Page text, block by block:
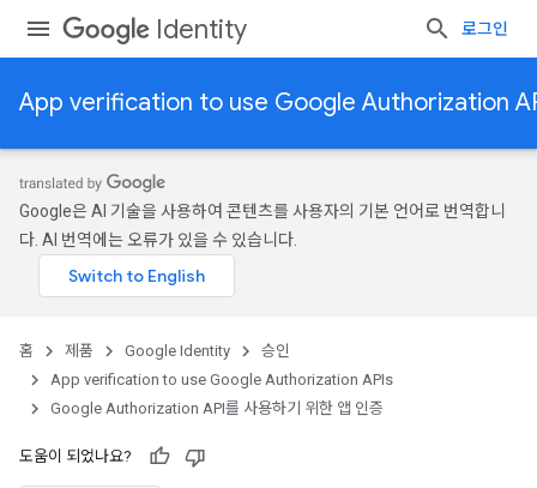
Identity 로그인
App verification to use Google Authorization
Google은 AI 기술을 사용하여 콘텐츠를 사용자의 기본 언어로 번역합니
다. AI 번역에는 오류가 있을 수 있습니다.
홈 제품 Google Identity
승인
App verification to use Google Authorization APIs
Google Authorization API를 사용하기 위한 앱 인증
도움이 되었나요?